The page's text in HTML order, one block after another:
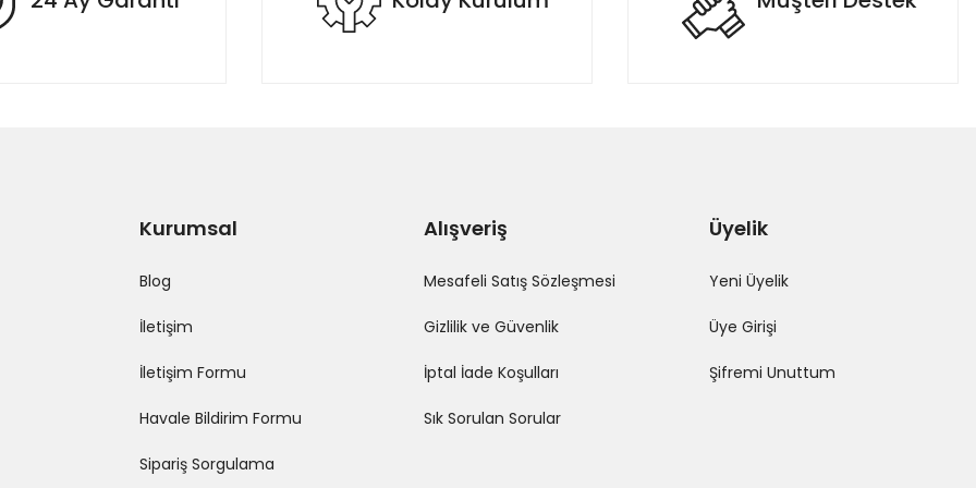
Kurumsal
Blog
İletişim
İletişim Formu
Havale Bildirim Formu
Sipariş Sorgulama
Alışveriş
Mesafeli Satış Sözleşmesi
Gizlilik ve Güvenlik
İptal İade Koşulları
Sık Sorulan Sorular
Üyelik
Yeni Üyelik
Üye Girişi
Şifremi Unuttum